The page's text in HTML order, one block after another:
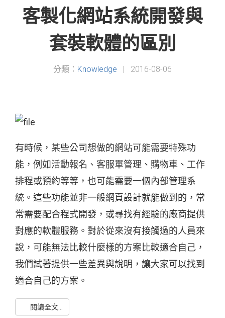
客製化網站系統開發與
套裝軟體的區別
分類： Knowledge | 2016-08-06
有時候，某些公司想做的網站可能需要特殊功
能，例如活動報名、客服單管理、購物車、工作
排程或預約等等，也可能需要一個內部管理系
統。這些功能並非一般網頁設計就能做到的，常
常需要配合程式開發，或尋找有經驗的廠商提供
對應的軟體服務。對於從來沒有接觸過的人員來
說，可能無法比較什麼樣的方案比較適合自己，
我們試著提供一些差異與說明，讓大家可以找到
適合自己的方案。
閱讀全文...